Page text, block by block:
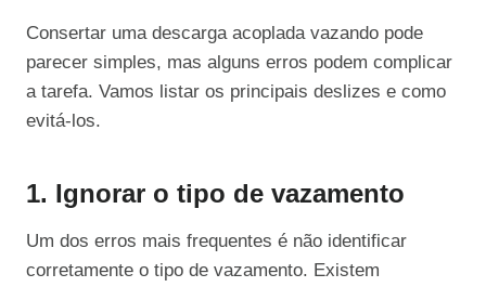
Consertar uma descarga acoplada vazando pode
parecer simples, mas alguns erros podem complicar
a tarefa. Vamos listar os principais deslizes e como
evitá-los.
1. Ignorar o tipo de vazamento
Um dos erros mais frequentes é não identificar
corretamente o tipo de vazamento. Existem